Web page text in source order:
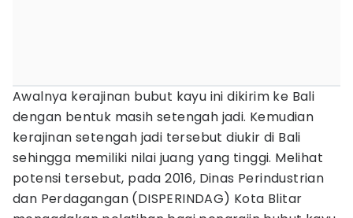
Awalnya kerajinan bubut kayu ini dikirim ke Bali
dengan bentuk masih setengah jadi. Kemudian
kerajinan setengah jadi tersebut diukir di Bali
sehingga memiliki nilai juang yang tinggi. Melihat
potensi tersebut, pada 2016, Dinas Perindustrian
dan Perdagangan (DISPERINDAG) Kota Blitar